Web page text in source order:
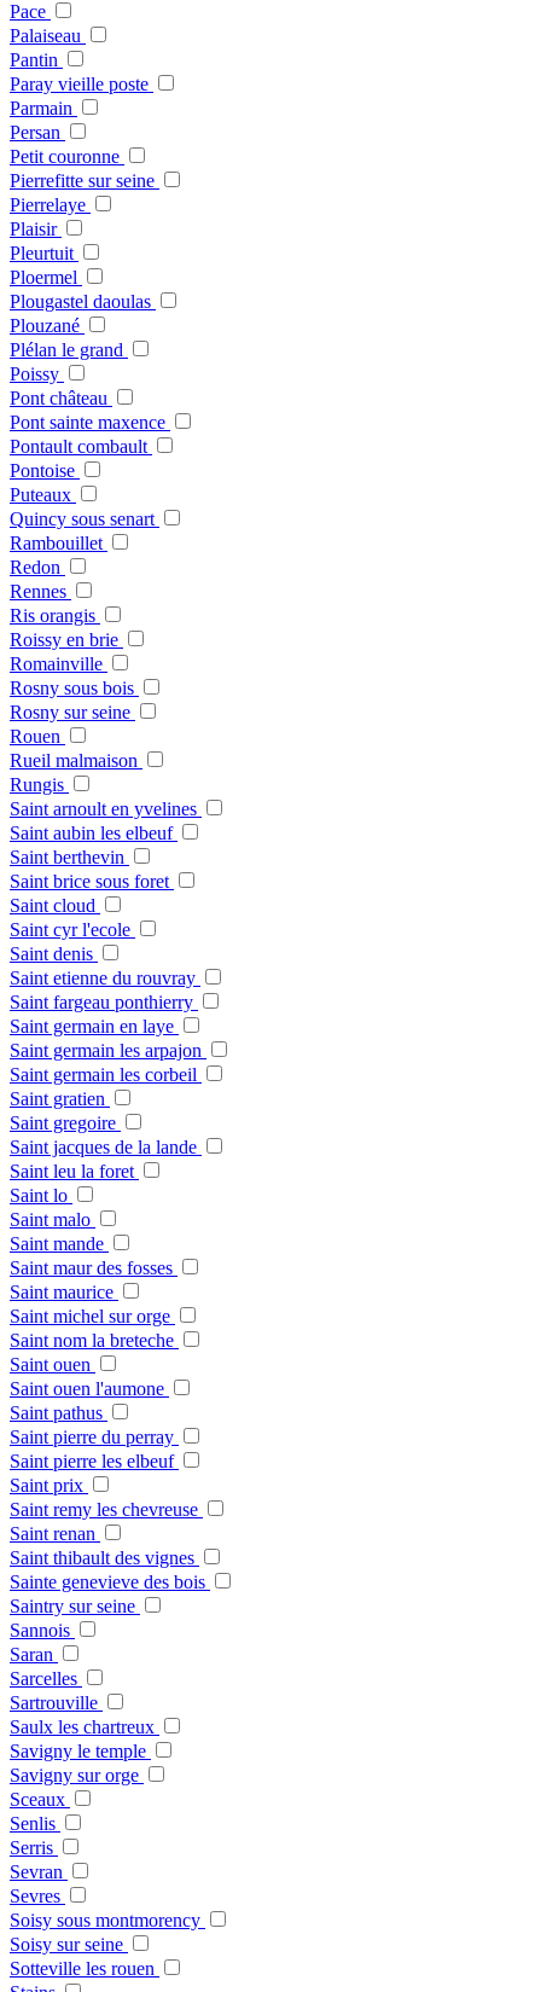
Pace
Palaiseau
Pantin
Paray vieille poste
Parmain
Persan
Petit couronne
Pierrefitte sur seine
Pierrelaye
Plaisir
Pleurtuit
Ploermel
Plougastel daoulas
Plouzané
Plélan le grand
Poissy
Pont château
Pont sainte maxence
Pontault combault
Pontoise
Puteaux
Quincy sous senart
Rambouillet
Redon
Rennes
Ris orangis
Roissy en brie
Romainville
Rosny sous bois
Rosny sur seine
Rouen
Rueil malmaison
Rungis
Saint arnoult en yvelines
Saint aubin les elbeuf
Saint berthevin
Saint brice sous foret
Saint cloud
Saint cyr l'ecole
Saint denis
Saint etienne du rouvray
Saint fargeau ponthierry
Saint germain en laye
Saint germain les arpajon
Saint germain les corbeil
Saint gratien
Saint gregoire
Saint jacques de la lande
Saint leu la foret
Saint lo
Saint malo
Saint mande
Saint maur des fosses
Saint maurice
Saint michel sur orge
Saint nom la breteche
Saint ouen
Saint ouen l'aumone
Saint pathus
Saint pierre du perray
Saint pierre les elbeuf
Saint prix
Saint remy les chevreuse
Saint renan
Saint thibault des vignes
Sainte genevieve des bois
Saintry sur seine
Sannois
Saran
Sarcelles
Sartrouville
Saulx les chartreux
Savigny le temple
Savigny sur orge
Sceaux
Senlis
Serris
Sevran
Sevres
Soisy sous montmorency
Soisy sur seine
Sotteville les rouen